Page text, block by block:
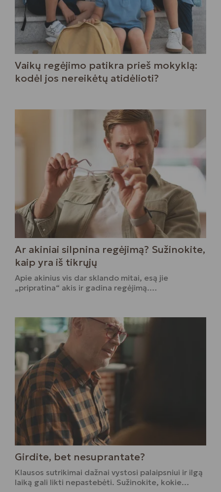
Vaikų regėjimo patikra prieš mokyklą:
kodėl jos nereikėtų atidėlioti?
Ar akiniai silpnina regėjimą? Sužinokite,
kaip yra iš tikrųjų
Apie akinius vis dar sklando mitai, esą jie
„pripratina“ akis ir gadina regėjimą.…
Girdite, bet nesuprantate?
Klausos sutrikimai dažnai vystosi palaipsniui ir ilgą
laiką gali likti nepastebėti. Sužinokite, kokie…